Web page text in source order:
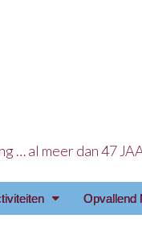
… al meer dan 47
Opvallend